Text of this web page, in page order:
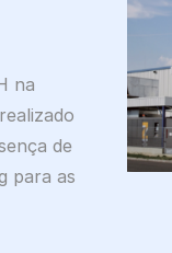
na
de
para as